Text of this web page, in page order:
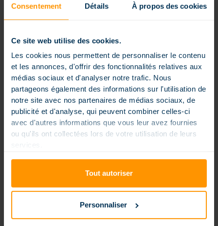
Consentement Détails À propos des cookies
Ce site web utilise des cookies.
Les cookies nous permettent de personnaliser le contenu
et les annonces, d'offrir des fonctionnalités relatives aux
médias sociaux et d'analyser notre trafic. Nous
partageons également des informations sur l'utilisation de
notre site avec nos partenaires de médias sociaux, de
publicité et d'analyse, qui peuvent combiner celles-ci
avec d'autres informations que vous leur avez fournies
ou qu'ils ont collectées lors de votre utilisation de leurs
services.
Tout autoriser
Personnaliser
piscine du format mini piscine [...]
QUELLES SONT LES TENDANCES
PISCINE HAUT DE GAMME EN 2026
Le marché de la piscine en France La piscine privée
fait toujours rêver les Françaises et les Français.